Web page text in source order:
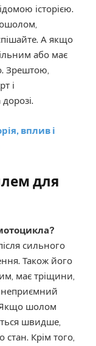
історією.
А якщо
або має
Зрештою,
і
вплив і
для
сильного
Також його
має тріщини,
неприємний
Якщо шолом
швидше,
стан. Крім того,